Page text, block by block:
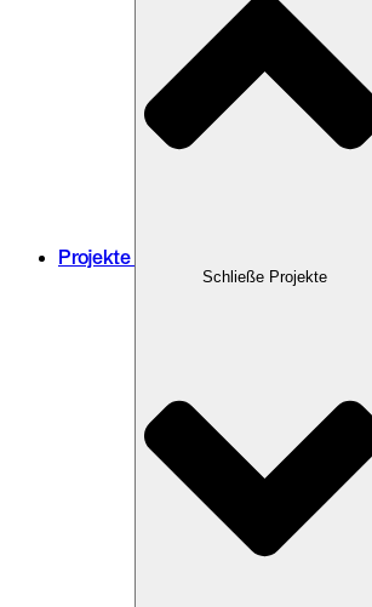
Projekte
Schließe Projekte